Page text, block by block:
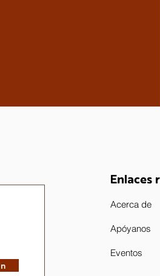
Enlaces
Acerca de
Apóyanos
Eventos